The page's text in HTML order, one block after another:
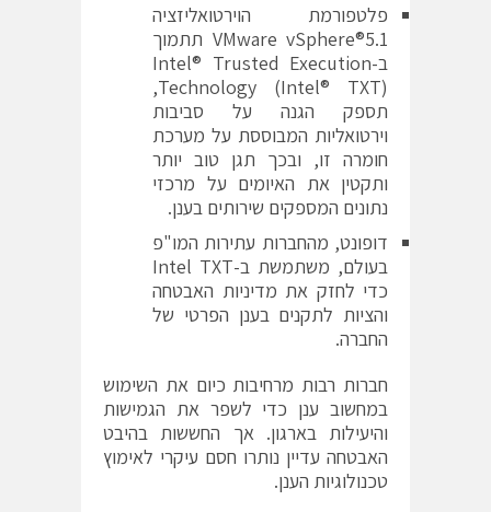
פלטפורמת הוירטואליזציה
VMware vSphere®5.1 תתמוך
ב-Intel® Trusted Execution
Technology (Intel® TXT),
תספק הגנה על סביבות
וירטואליות המבוססת על מערכת
חומרה זו, ובכך תגן טוב יותר
ותקטין את האיומים על מרכזי
נתונים המספקים שירותים בענן.
דופונט, מהחברות עתירות המו"פ
בעולם, משתמשת ב-Intel TXT
כדי לחזק את מדיניות האבטחה
והציות לתקנים בענן הפרטי של
החברה.
חברות רבות מרחיבות כיום את השימוש
במחשוב ענן כדי לשפר את הגמישות
והיעילות בארגון. אך החששות בהיבט
האבטחה עדיין נותרו חסם עיקרי לאימוץ
טכנולוגיות הענן.